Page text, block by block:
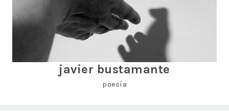
javier bustamante
poesía